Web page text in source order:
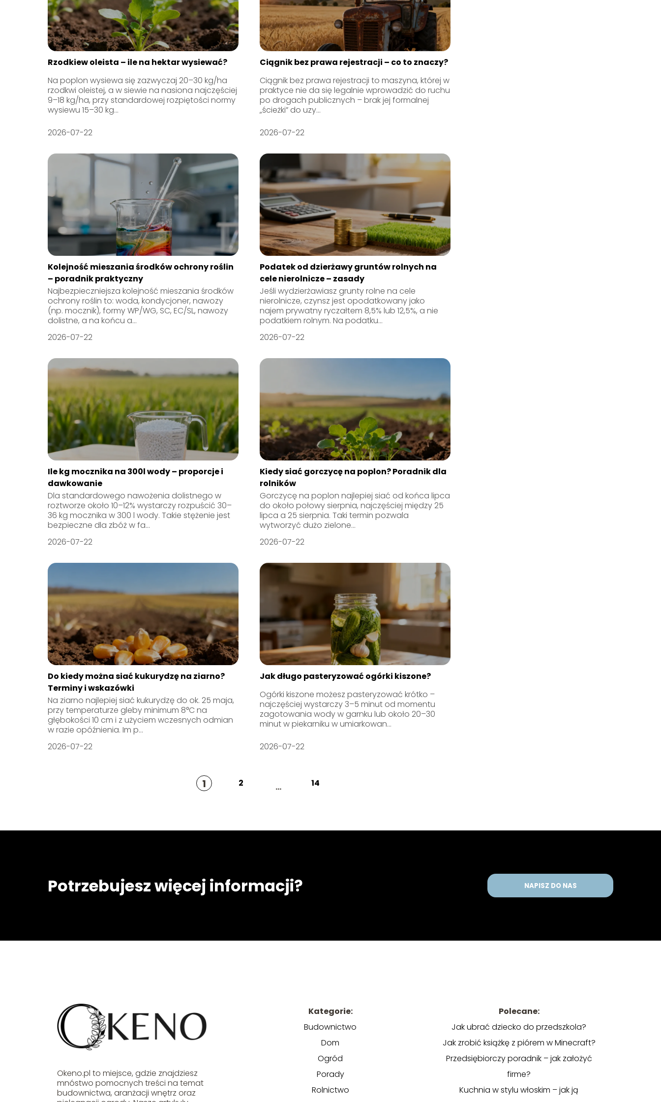
Rzodkiew oleista – ile na hektar wysiewać?
Na poplon wysiewa się zazwyczaj 20–30 kg/ha
rzodkwi oleistej, a w siewie na nasiona najczęściej
9–18 kg/ha, przy standardowej rozpiętości normy
wysiewu 15–30 kg...
2026-07-22
Ciągnik bez prawa rejestracji – co to znaczy?
Ciągnik bez prawa rejestracji to maszyna, której w
praktyce nie da się legalnie wprowadzić do ruchu
po drogach publicznych – brak jej formalnej
„ścieżki” do uzy...
2026-07-22
Kolejność mieszania środków ochrony roślin
– poradnik praktyczny
Najbezpieczniejsza kolejność mieszania środków
ochrony roślin to: woda, kondycjoner, nawozy
(np. mocznik), formy WP/WG, SC, EC/SL, nawozy
dolistne, a na końcu a...
2026-07-22
Podatek od dzierżawy gruntów rolnych na
cele nierolnicze – zasady
Jeśli wydzierżawiasz grunty rolne na cele
nierolnicze, czynsz jest opodatkowany jako
najem prywatny ryczałtem 8,5% lub 12,5%, a nie
podatkiem rolnym. Na podatku...
2026-07-22
Ile kg mocznika na 300l wody – proporcje i
dawkowanie
Dla standardowego nawożenia dolistnego w
roztworze około 10–12% wystarczy rozpuścić 30–
36 kg mocznika w 300 l wody. Takie stężenie jest
bezpieczne dla zbóż w fa...
2026-07-22
Kiedy siać gorczycę na poplon? Poradnik dla
rolników
Gorczycę na poplon najlepiej siać od końca lipca
do około połowy sierpnia, najczęściej między 25
lipca a 25 sierpnia. Taki termin pozwala
wytworzyć dużo zielone...
2026-07-22
Do kiedy można siać kukurydzę na ziarno?
Terminy i wskazówki
Na ziarno najlepiej siać kukurydzę do ok. 25 maja,
przy temperaturze gleby minimum 8°C na
głębokości 10 cm i z użyciem wczesnych odmian
w razie opóźnienia. Im p...
2026-07-22
Jak długo pasteryzować ogórki kiszone?
Ogórki kiszone możesz pasteryzować krótko –
najczęściej wystarczy 3–5 minut od momentu
zagotowania wody w garnku lub około 20–30
minut w piekarniku w umiarkowan...
2026-07-22
1 2 ... 14
Potrzebujesz więcej informacji? NAPISZ DO NAS
Okeno.pl to miejsce, gdzie znajdziesz
mnóstwo pomocnych treści na temat
budownictwa, aranżacji wnętrz oraz
Kategorie:
Budownictwo
Dom
Ogród
Porady
Rolnictwo
Polecane:
Jak ubrać dziecko do przedszkola?
Jak zrobić książkę z piórem w Minecraft?
Przedsiębiorczy poradnik – jak założyć
firme?
Kuchnia w stylu włoskim – jak ją